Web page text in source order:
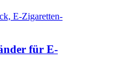
für E-